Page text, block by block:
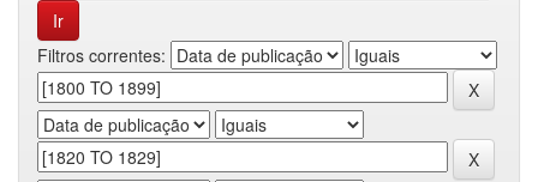
Filtros correntes: